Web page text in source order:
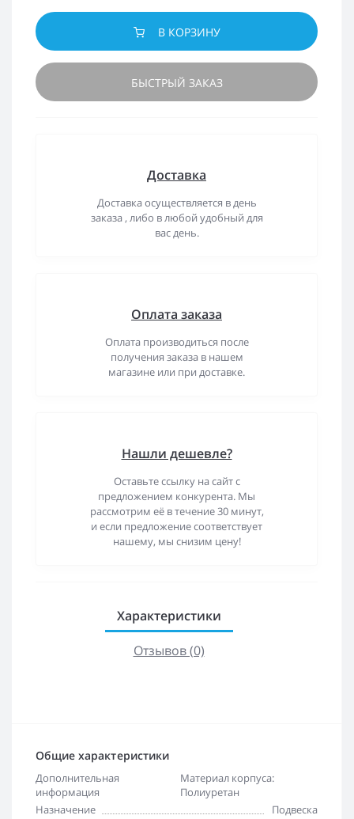
В КОРЗИНУ
БЫСТРЫЙ ЗАКАЗ
Доставка
Доставка осуществляется в день
заказа , либо в любой удобный для
вас день.
Оплата заказа
Оплата производиться после
получения заказа в нашем
магазине или при доставке.
Нашли дешевле?
Оставьте ссылку на сайт с
предложением конкурента. Мы
рассмотрим её в течение 30 минут,
и если предложение соответствует
нашему, мы снизим цену!
Характеристики
Отзывов (0)
Общие характеристики
Дополнительная
информация
Материал корпуса:
Полиуретан
Назначение
Подвеска